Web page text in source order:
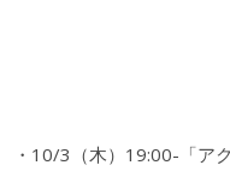
・10/3（木）19:00-「ア